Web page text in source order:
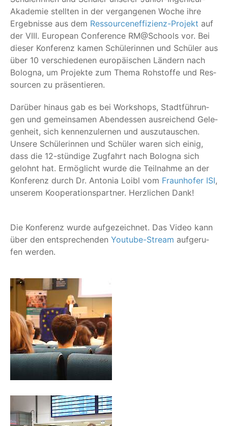
Aka­de­mie stell­ten in der ver­gan­ge­nen Woche ihre
Ergeb­nis­se aus dem Res­sour­cen­ef­fi­zi­enz-Pro­jekt auf
der VIII. Euro­pean Con­fe­rence RM@Schools vor. Bei
die­ser Kon­fe­renz kamen Schü­le­rin­nen und Schü­ler aus
über 10 ver­schie­de­nen euro­päi­schen Län­dern nach
Bolo­gna, um Pro­jek­te zum The­ma Roh­stof­fe und Res­
sour­cen zu präsentieren.
Dar­über hin­aus gab es bei Work­shops, Stadt­füh­run­
gen und gemein­sa­men Abend­essen aus­rei­chend Gele­
gen­heit, sich ken­nen­zu­ler­nen und aus­zu­tau­schen.
Unse­re Schü­le­rin­nen und Schü­ler waren sich einig,
dass die 12-stün­di­ge Zug­fahrt nach Bolo­gna sich
gelohnt hat. Ermög­licht wur­de die Teil­nah­me an der
Kon­fe­renz durch Dr. Anto­nia Loibl vom Fraun­ho­fer ISI,
unse­rem Koope­ra­ti­ons­part­ner. Herz­li­chen Dank!
Die Kon­fe­renz wur­de auf­ge­zeich­net. Das Video kann
über den ent­spre­chen­den You­tube-Stream auf­ge­ru­
fen werden.